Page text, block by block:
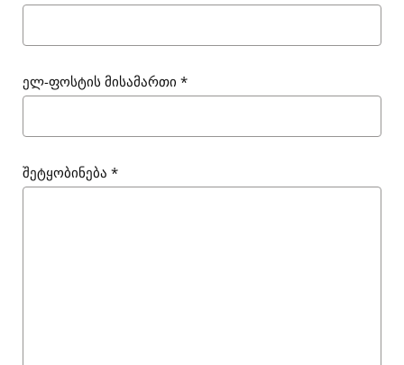
ელ-ფოსტის მისამართი *
შეტყობინება *